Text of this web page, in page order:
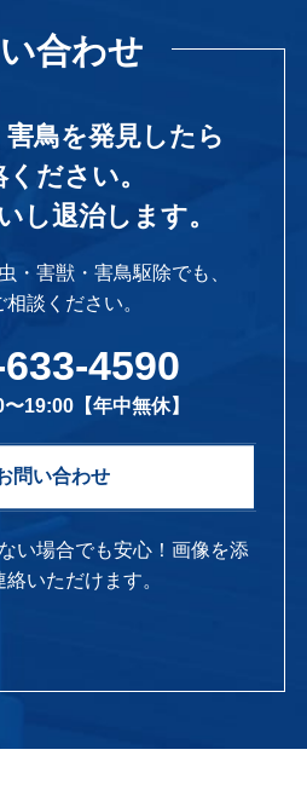
合わせ
鳥を発見したら
ださい。
し退治します。
・害獣・害鳥駆除でも、
相談ください。
4590
19:00【年中無休】
問い合わせ
い場合でも安心！画像を添
いただけます。